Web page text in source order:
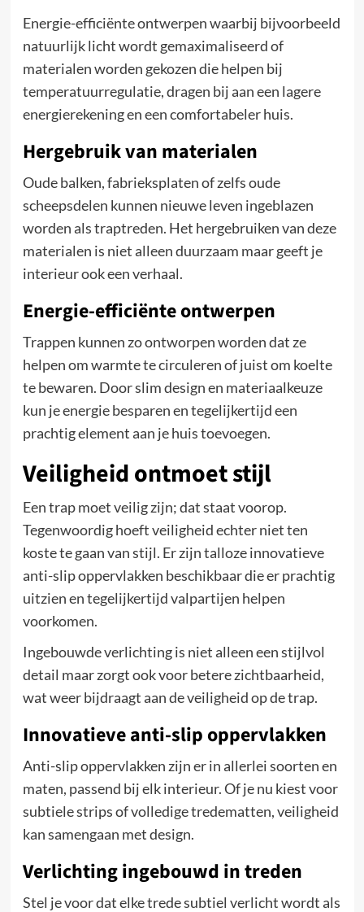
Energie-efficiënte ontwerpen waarbij bijvoorbeeld
natuurlijk licht wordt gemaximaliseerd of
materialen worden gekozen die helpen bij
temperatuurregulatie, dragen bij aan een lagere
energierekening en een comfortabeler huis.
Hergebruik van materialen
Oude balken, fabrieksplaten of zelfs oude
scheepsdelen kunnen nieuwe leven ingeblazen
worden als traptreden. Het hergebruiken van deze
materialen is niet alleen duurzaam maar geeft je
interieur ook een verhaal.
Energie-efficiënte ontwerpen
Trappen kunnen zo ontworpen worden dat ze
helpen om warmte te circuleren of juist om koelte
te bewaren. Door slim design en materiaalkeuze
kun je energie besparen en tegelijkertijd een
prachtig element aan je huis toevoegen.
Veiligheid ontmoet stijl
Een trap moet veilig zijn; dat staat voorop.
Tegenwoordig hoeft veiligheid echter niet ten
koste te gaan van stijl. Er zijn talloze innovatieve
anti-slip oppervlakken beschikbaar die er prachtig
uitzien en tegelijkertijd valpartijen helpen
voorkomen.
Ingebouwde verlichting is niet alleen een stijlvol
detail maar zorgt ook voor betere zichtbaarheid,
wat weer bijdraagt aan de veiligheid op de trap.
Innovatieve anti-slip oppervlakken
Anti-slip oppervlakken zijn er in allerlei soorten en
maten, passend bij elk interieur. Of je nu kiest voor
subtiele strips of volledige tredematten, veiligheid
kan samengaan met design.
Verlichting ingebouwd in treden
Stel je voor dat elke trede subtiel verlicht wordt als